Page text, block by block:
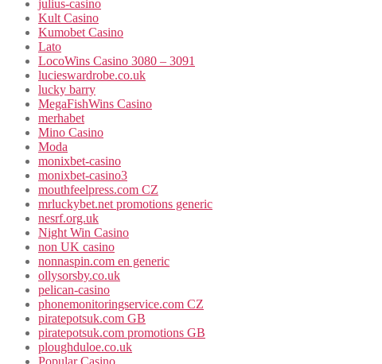
julius-casino
Kult Casino
Kumobet Casino
Lato
LocoWins Casino 3080 – 3091
lucieswardrobe.co.uk
lucky barry
MegaFishWins Casino
merhabet
Mino Casino
Moda
monixbet-casino
monixbet-casino3
mouthfeelpress.com CZ
mrluckybet.net promotions generic
nesrf.org.uk
Night Win Casino
non UK casino
nonnaspin.com en generic
ollysorsby.co.uk
pelican-casino
phonemonitoringservice.com CZ
piratepotsuk.com GB
piratepotsuk.com promotions GB
ploughduloe.co.uk